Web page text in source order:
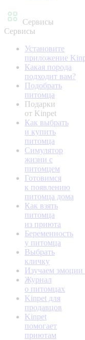
Сервисы
Сервисы
Установите
приложение
Какая порода
подходит вам?
Подобрать
питомца
Подарки
от Kinpet
Как выбрать
и купить
питомца
Симулятор
жизни с
питомцем
Готовимся
к появлению
питомца дома
Как взять
питомца
из приюта
Беременность
у питомца
Выбрать
кличку
Изучаем эмоции
Журнал
о питомцах
Kinpet для
продавцов
Kinpet
помогает
приютам